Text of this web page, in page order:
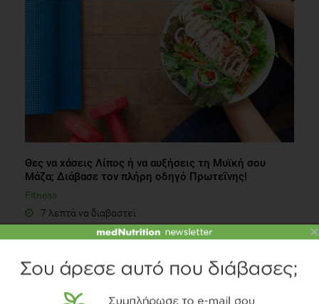
Θες να χάσεις Λίπος ή να αυξήσεις τη Μυϊκή σου
Μάζα; Διάβασε τον πλήρη οδηγό Πρωτεΐνης!
Fitness
7 λεπτά να διαβαστεί
×